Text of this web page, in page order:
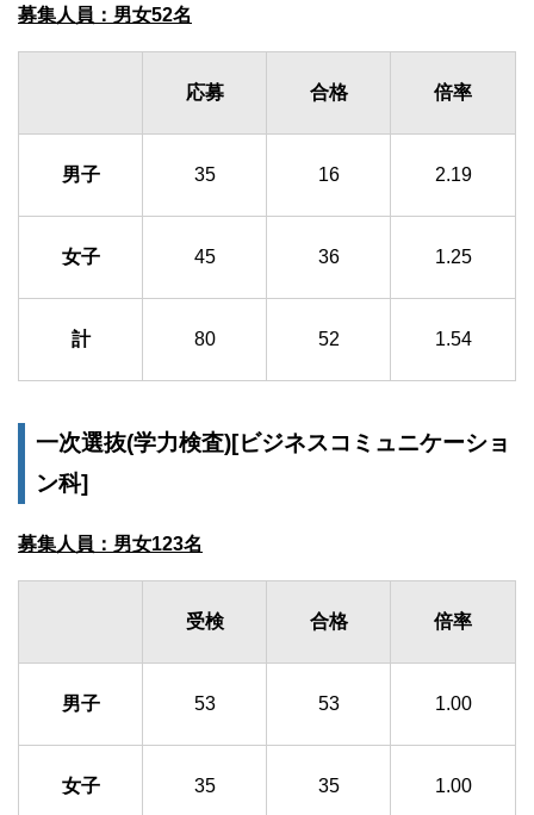
募集人員：男女52名
応募 合格 倍率
男子 35 16 2.19
女子 45 36 1.25
計 80 52 1.54
一次選抜(学力検査)[ビジネスコミュニケーショ
ン科]
募集人員：男女123名
受検 合格 倍率
男子 53 53 1.00
女子 35 35 1.00